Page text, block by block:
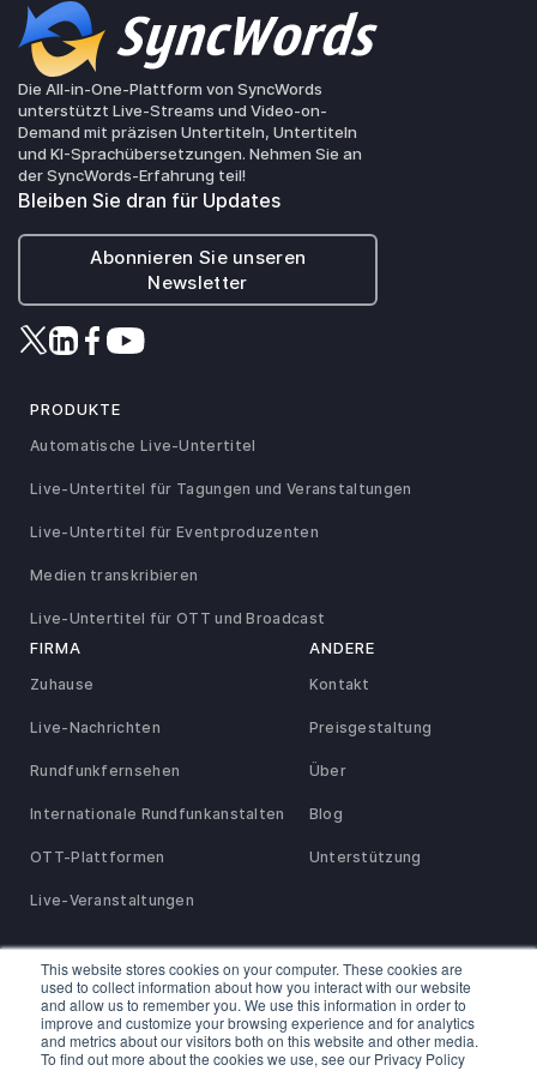
This website stores cookies on your computer. These cookies are
used to collect information about how you interact with our website
and allow us to remember you. We use this information in order to
improve and customize your browsing experience and for analytics
and metrics about our visitors both on this website and other media.
To find out more about the cookies we use, see our Privacy Policy
Die All-in-One-Plattform von SyncWords
unterstützt Live-Streams und Video-on-
Demand mit präzisen Untertiteln, Untertiteln
und KI-Sprachübersetzungen. Nehmen Sie an
der SyncWords-Erfahrung teil!
Bleiben Sie dran für Updates
Abonnieren Sie unseren
Newsletter
PRODUKTE
Automatische Live-Untertitel
Live-Untertitel für Tagungen und Veranstaltungen
Live-Untertitel für Eventproduzenten
Medien transkribieren
Live-Untertitel für OTT und Broadcast
FIRMA
Zuhause
Live-Nachrichten
Rundfunkfernsehen
Internationale Rundfunkanstalten
OTT-Plattformen
Live-Veranstaltungen
ANDERE
Kontakt
Preisgestaltung
Über
Blog
Unterstützung
Datenschutz- und Rückerstattungsrichtlinie SaaS-Vereinbarung
NutzungsbedingungenServicevertrag
Vereinbarung für Wiederverkäufer und Empfehlungspartner
Cookie-Richtlinie